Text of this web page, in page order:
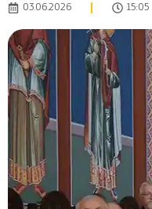
03.06.2026 15:05